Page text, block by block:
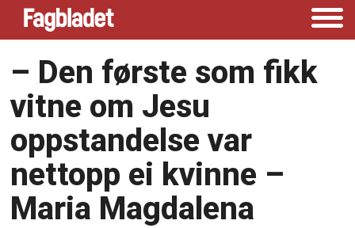
–⁠ Den første som fikk
vitne om Jesu
oppstandelse var
nettopp ei kvinne –⁠
Maria Magdalena